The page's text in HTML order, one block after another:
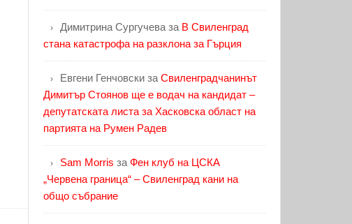
Димитрина Сургучева за В Свиленград
стана катастрофа на разклона за Гърция
Евгени Генчовски за Свиленградчанинът
Димитър Стоянов ще е водач на кандидат –
депутатската листа за Хасковска област на
партията на Румен Радев
Sam Morris за Фен клуб на ЦСКА
„Червена граница“ – Свиленград кани на
общо събрание